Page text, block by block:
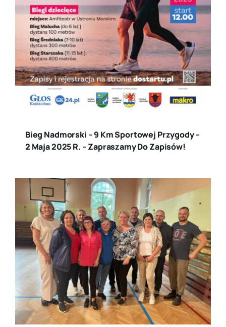
Bieg Nadmorski – 9 Km Sportowej Przygody –
2 Maja 2025 R. – Zapraszamy Do Zapisów!